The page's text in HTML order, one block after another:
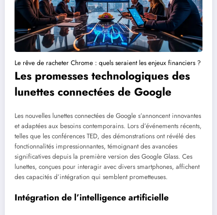
Le rêve de racheter Chrome : quels seraient les enjeux financiers ?
Les promesses technologiques des
lunettes connectées de Google
Les nouvelles lunettes connectées de Google s’annoncent innovantes
et adaptées aux besoins contemporains. Lors d’événements récents,
telles que les conférences TED, des démonstrations ont révélé des
fonctionnalités impressionnantes, témoignant des avancées
significatives depuis la première version des Google Glass. Ces
lunettes, conçues pour interagir avec divers smartphones, affichent
des capacités d’intégration qui semblent prometteuses.
Intégration de l’intelligence artificielle